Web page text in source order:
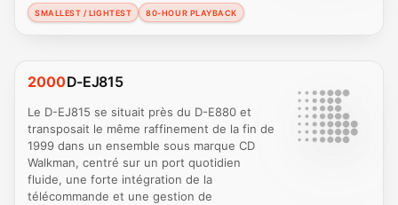
SMALLEST / LIGHTEST 80-HOUR PLAYBACK
2000D-EJ815
Le D-EJ815 se situait près du D-E880 et
transposait le même raffinement de la fin de
1999 dans un ensemble sous marque CD
Walkman, centré sur un port quotidien
fluide, une forte intégration de la
télécommande et une gestion de